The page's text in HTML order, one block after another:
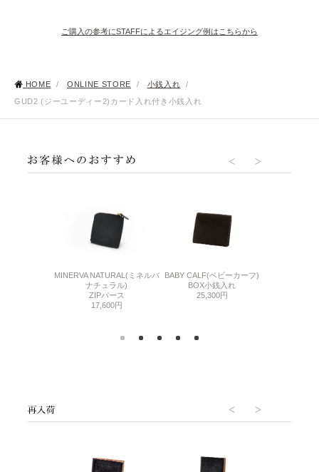
ご購入の参考にSTAFFによるエイジング例はこちらから
HOME / ONLINE STORE / 小銭入れ
/
GUD2 (ジーユーディー2)カード入れ付き小銭入れ
MINERVA NATURAL(ミネルバ
ナチュラル)
ZIPパース
17,600円
BABY CALF(ベビーカーフ)
BOX小銭入れ
25,300円